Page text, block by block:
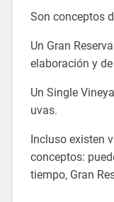
Son conceptos
Un Gran
elaboración y
Un Single
uvas.
Incluso existen
conceptos:
tiempo, Gran